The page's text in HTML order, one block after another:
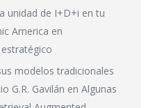
unidad de I+D+i en tu
America en
modelos tradicionales
G.R. Gavilán en Algunas